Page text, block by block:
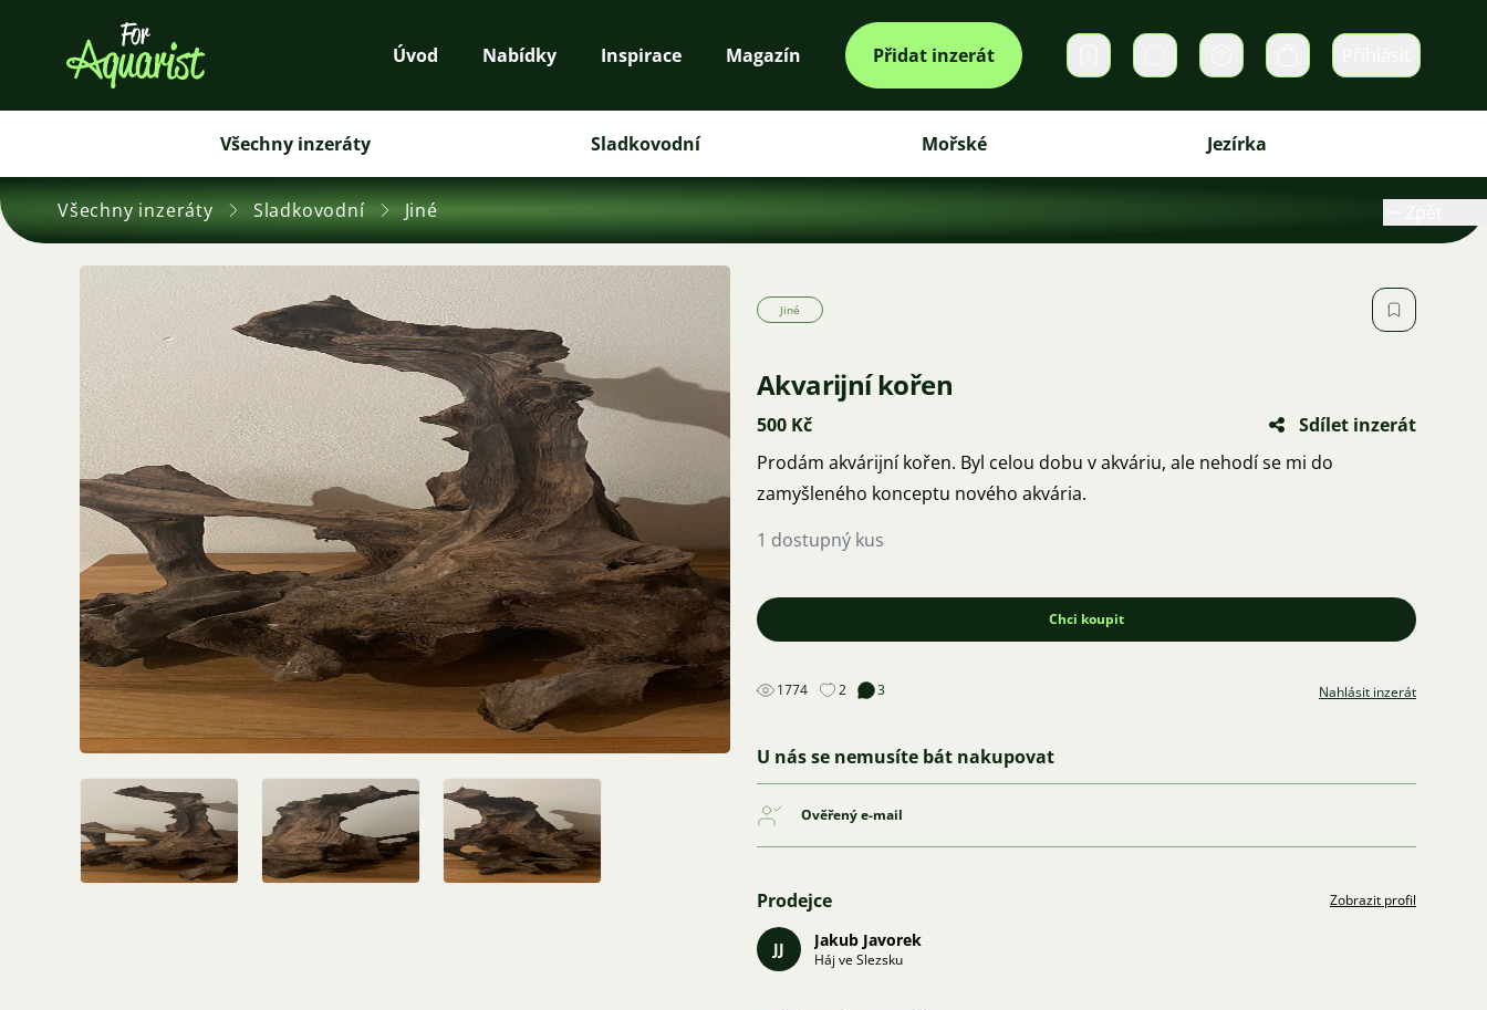
Úvod Nabídky Inspirace Magazín Přidat inzerát Soukromé zprávy Košík
Všechny inzeráty Sladkovodní Mořské Jezírka
Všechny inzeráty Sladkovodní Jiné
Jiné
Akvarijní kořen
500 Kč
Sdílet inzerát
Prodám akvárijní kořen. Byl celou dobu v akváriu, ale nehodí se mi do
zamyšleného konceptu nového akvária.
1 dostupný kus
Chci koupit
1774 2 3 Nahlásit inzerát
U nás se nemusíte bát nakupovat
Ověřený e-mail
Prodejce Zobrazit profil
JJ Jakub Javorek
Háj ve Slezsku